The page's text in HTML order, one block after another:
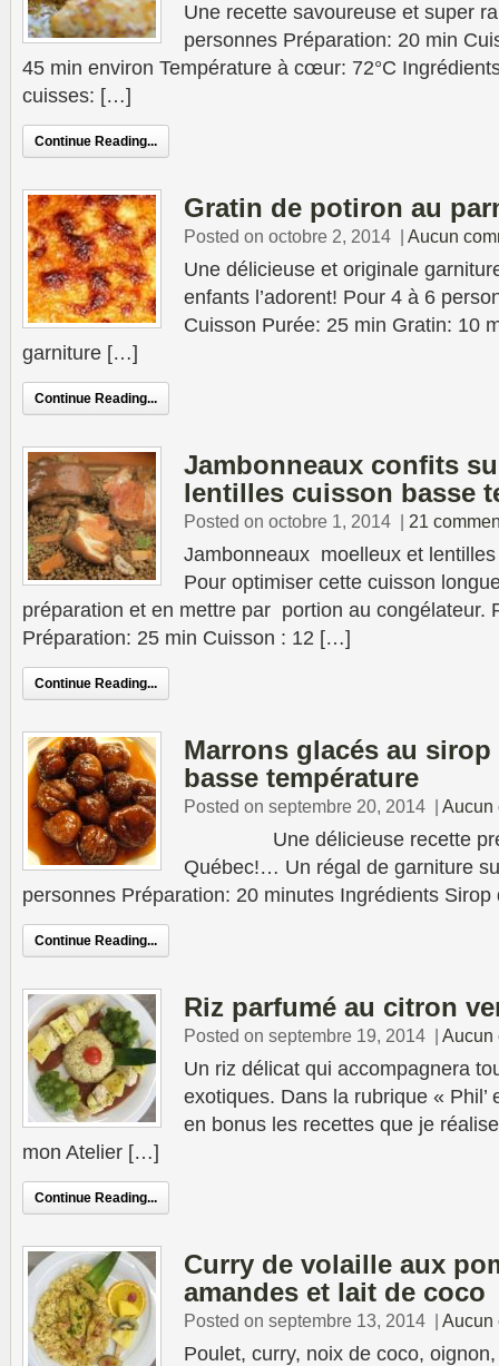
Une recette savoureuse et super
personnes Préparation: 20 min
45 min environ Température à cœur: 72°C
cuisses: […]
Continue Reading...
Gratin de potiron au
Posted on octobre 2, 2014 | Aucun
Une délicieuse et originale
enfants l’adorent! Pour 4 à 6
Cuisson Purée: 25 min Gratin: 10
garniture […]
Continue Reading...
Jambonneaux confits
lentilles cuisson basse
Posted on octobre 1, 2014 | 21
Jambonneaux moelleux et
Pour optimiser cette cuisson
préparation et en mettre par portion au congélateur.
Préparation: 25 min Cuisson : 12 […]
Continue Reading...
Marrons glacés au sirop
basse température
Posted on septembre 20, 2014 | Aucun
Une délicieuse recette
Québec!… Un régal de garniture
personnes Préparation: 20 minutes Ingrédients
Continue Reading...
Riz parfumé au citron
Posted on septembre 19, 2014 | Aucun
Un riz délicat qui accompagnera
exotiques. Dans la rubrique «
en bonus les recettes que je
mon Atelier […]
Continue Reading...
Curry de volaille aux
amandes et lait de coco
Posted on septembre 13, 2014 | Aucun
Poulet, curry, noix de coco,